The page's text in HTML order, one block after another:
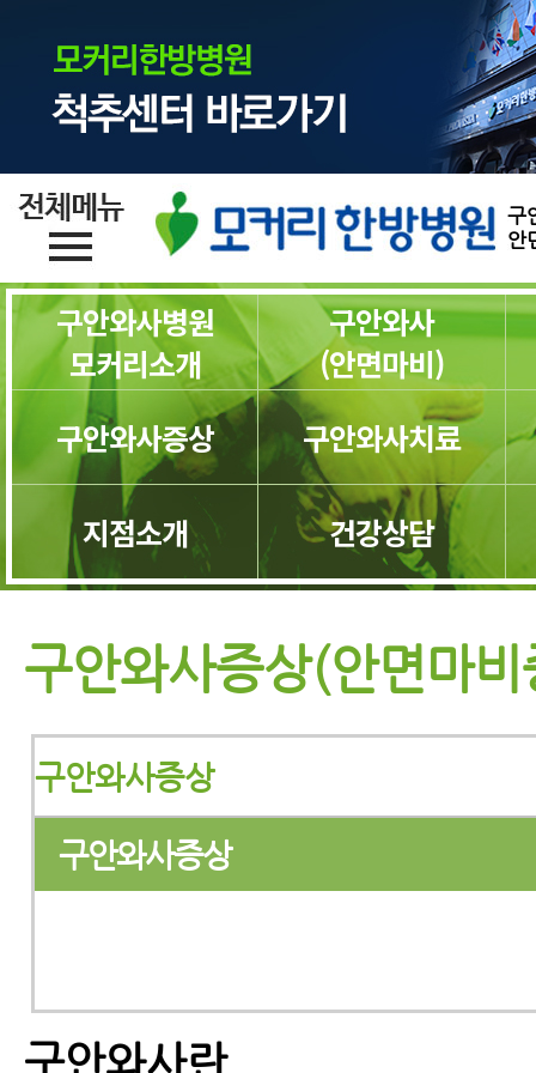
구
안
구안와사병원
모커리소개
구안와사
(안면마비)
구안와사증상
구안와사치료
지점소개 건강상담
구안와사증상(안면마
구안와사증상
구안와사증상
구안와사란